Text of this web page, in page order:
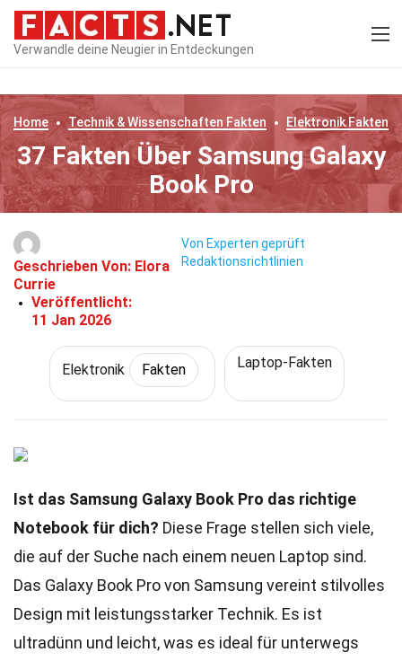
Verwandle deine Neugier in Entdeckungen
Home Technik & Wissenschaften Fakten ElektronikFakten
37 Fakten Über Samsung Galaxy
Book Pro
Geschrieben Von: Elora
Currie
Veröffentlicht:
11 Jan 2026
Von Experten geprüft
Redaktionsrichtlinien
Elektronik Fakten Laptop-Fakten
Ist das Samsung Galaxy Book Pro das richtige
Notebook für dich? Diese Frage stellen sich viele,
die auf der Suche nach einem neuen Laptop sind.
Das Galaxy Book Pro von Samsung vereint stilvolles
Design mit leistungsstarker Technik. Es ist
ultradünn und leicht, was es ideal für unterwegs